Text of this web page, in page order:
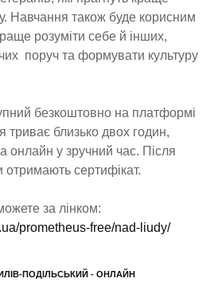
Навчання також буде корисним
розуміти себе й інших,
поруч та формувати культуру
безкоштовно на платформі
триває близько двох годин,
онлайн у зручний час. Після
сертифікат.
за лінком:
prometheus-free/nad-liudy/
ПОДІЛЬСЬКИЙ - ОНЛАЙН